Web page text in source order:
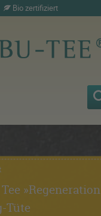
Bio zertifiziert
»Regeneration
Tüte